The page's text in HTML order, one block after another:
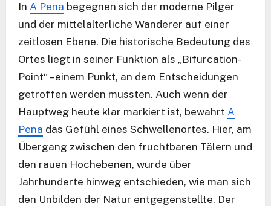
In A Pena begegnen sich der moderne Pilger
und der mittelalterliche Wanderer auf einer
zeitlosen Ebene. Die historische Bedeutung des
Ortes liegt in seiner Funktion als „Bifurcation-
Point“ – einem Punkt, an dem Entscheidungen
getroffen werden mussten. Auch wenn der
Hauptweg heute klar markiert ist, bewahrt A
Pena das Gefühl eines Schwellenortes. Hier, am
Übergang zwischen den fruchtbaren Tälern und
den rauen Hochebenen, wurde über
Jahrhunderte hinweg entschieden, wie man sich
den Unbilden der Natur entgegenstellte. Der